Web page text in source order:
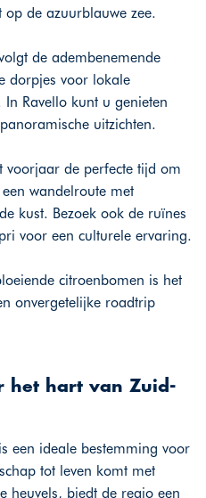
de azuurblauwe zee.
de adembenemende
dorpjes voor lokale
Ravello kunt u genieten
uitzichten.
voorjaar de perfecte tijd om
wandelroute met
kust. Bezoek ook de ruïnes
voor een culturele ervaring.
citroenbomen is het
onvergetelijke roadtrip
het hart van Zuid-
een ideale bestemming voor
tot leven komt met
heuvels, biedt de regio een